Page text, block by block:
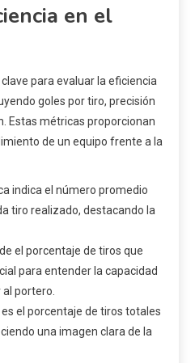
en el
para evaluar la eficiencia
goles por tiro, precisión
Estas métricas proporcionan
de un equipo frente a la
indica el número promedio
tiro realizado, destacando la
el porcentaje de tiros que
para entender la capacidad
portero.
es el porcentaje de tiros totales
una imagen clara de la